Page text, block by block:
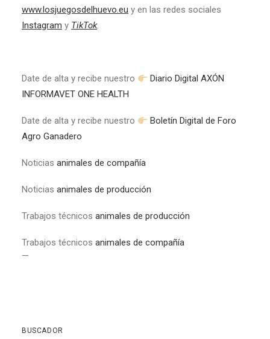
www.losjuegosdelhuevo.eu y en las redes sociales
Instagram y TikTok.
Date de alta y recibe nuestro
Diario Digital AXÓN
INFORMAVET ONE HEALTH
Date de alta y recibe nuestro
Boletín Digital de Foro
Agro Ganadero
Noticias animales de compañía
Noticias animales de producción
Trabajos técnicos animales de producción
Trabajos técnicos animales de compañía
—
BUSCADOR